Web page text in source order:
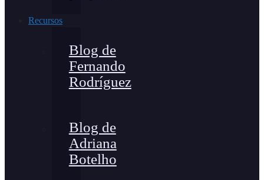
Recursos
Blog de
Fernando
Rodríguez
Blog de
Adriana
Botelho